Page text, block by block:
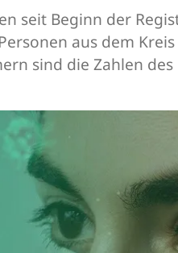
seit Beginn der
aus dem
sind die Zahlen